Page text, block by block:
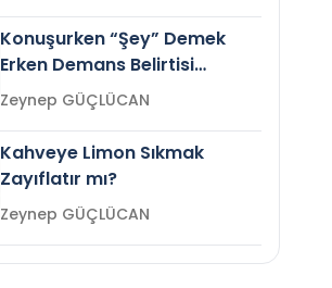
Konuşurken “Şey” Demek
Erken Demans Belirtisi
Olabilir mi?Zeynep GÜÇLÜCAN
Kahveye Limon Sıkmak
Zayıflatır mı?
Zeynep GÜÇLÜCAN